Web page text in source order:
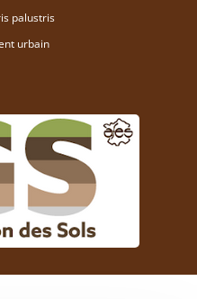
palustris
urbain